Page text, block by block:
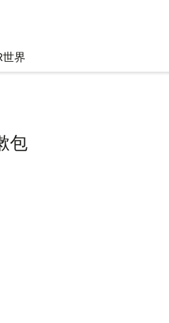
世界
包